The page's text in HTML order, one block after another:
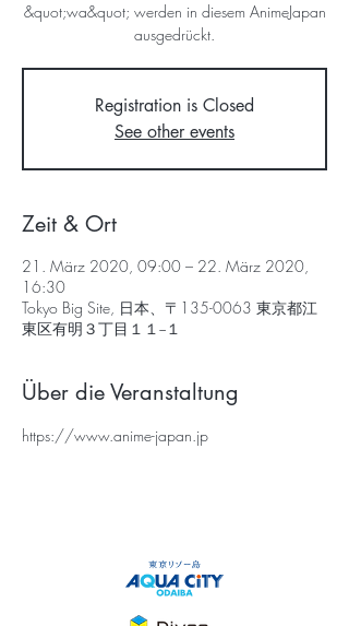
&quot;wa&quot; werden in diesem AnimeJapan
ausgedrückt.
Registration is Closed
See other events
Zeit & Ort
21. März 2020, 09:00 – 22. März 2020,
16:30
Tokyo Big Site, 日本、〒135-0063 東京都江
東区有明３丁目１１−１
Über die Veranstaltung
https://www.anime-japan.jp